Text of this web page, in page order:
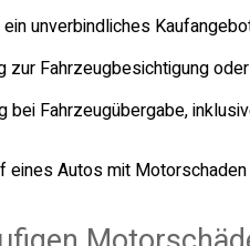
unverbindliches
zur Fahrzeugbesichtigung
bei Fahrzeugübergabe,
eines Autos mit